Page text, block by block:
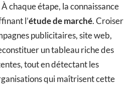
chaque étape, la connaissance
l’étude de marché. Croiser
publicitaires, site web,
un tableau riche des
tout en détectant les
qui maîtrisent cette